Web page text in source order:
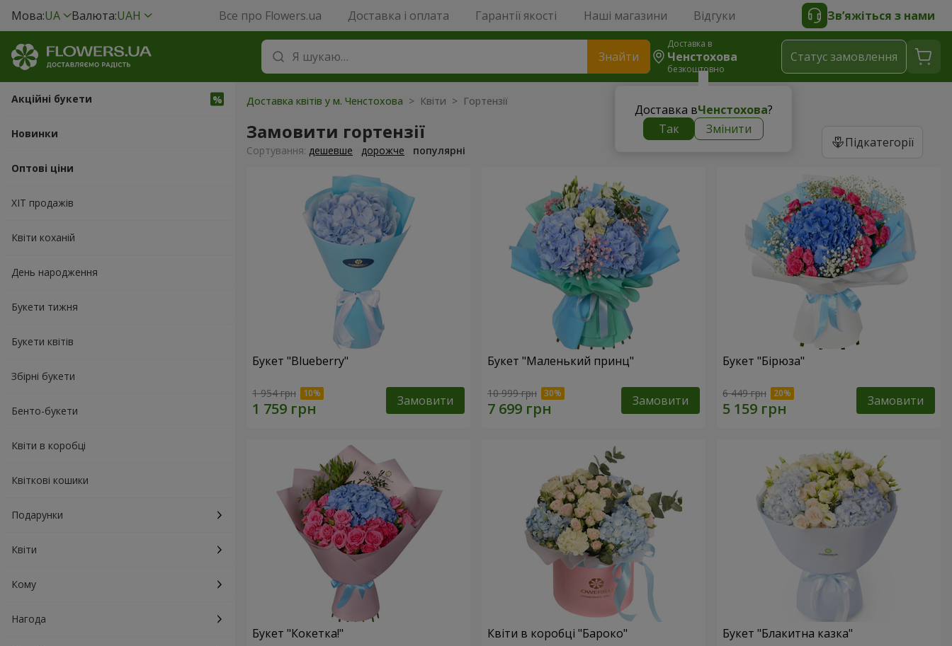
Мова:UA Валюта:UAH Все про Flowers.ua Доставка і оплата Гарантії якості Наші магазини Відгуки Зв’яжіться з нами
Знайти
Доставка в
Ченстохова
безкоштовно
Доставка вЧенстохова?
Так
Змінити
Статус замовлення
Акційні букети
Новинки
Оптові ціни
ХІТ продажів
Квіти коханій
День народження
Букети тижня
Букети квітів
Збірні букети
Бенто-букети
Квіти в коробці
Квіткові кошики
Подарунки
Квіти
Кому
Нагода
Доставка квітів у м. Ченстохова > Квіти > Гортензії
Замовити гортензії Підкатегорії
Сортування: дешевше дорожче популярні
Букет "Blueberry"
1 954 грн Замовити
Букет "Маленький принц"
10 999 грн Замовити
Букет "Бірюза"
6 449 грн Замовити
Букет "Кокетка!" Квіти в коробці "Бароко" Букет "Блакитна казка"